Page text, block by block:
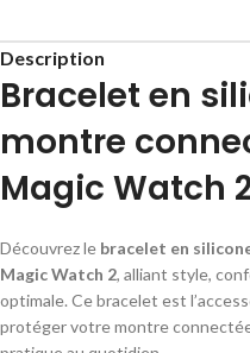
Description
Bracelet en
montre
Magic Watch
Découvrez le bracelet en
Magic Watch 2, alliant style,
optimale. Ce bracelet est
protéger votre montre